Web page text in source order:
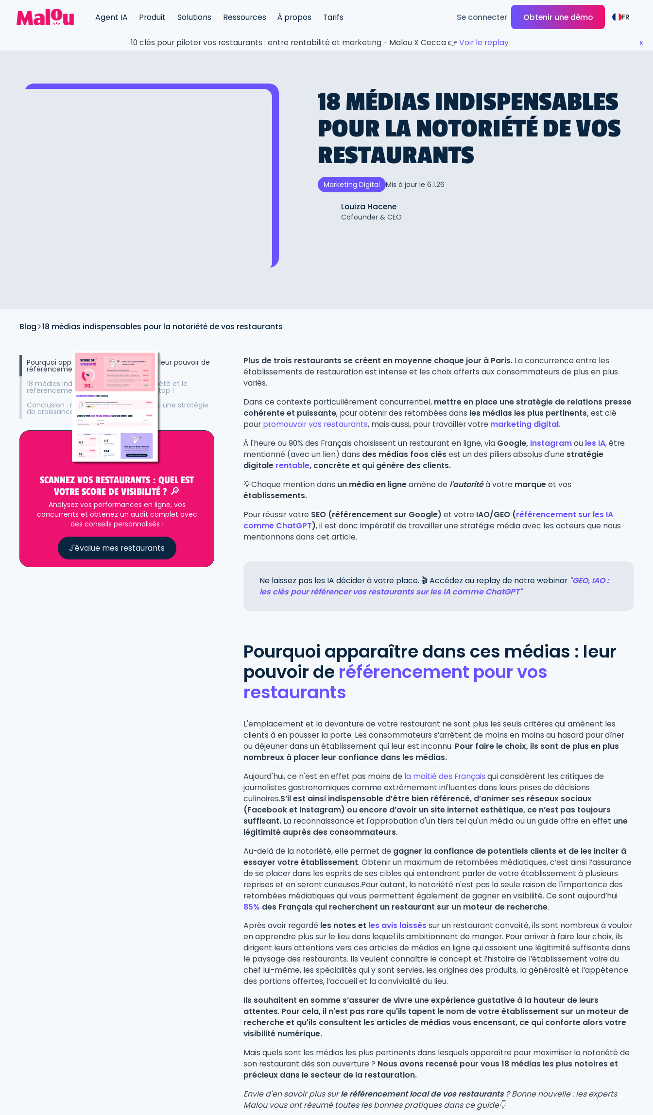
Agent IA Produit Solutions Ressources À propos Tarifs Se connecter Obtenir une démo FR
10 clés pour piloter vos restaurants : entre rentabilité et marketing - Malou X Cecca 👉Voir le replay x
18 MÉDIAS INDISPENSABLES
POUR LA NOTORIÉTÉ DE VOS
RESTAURANTS
Marketing Digital Mis à jour le6.1.26
Louiza Hacene
Cofounder & CEO
Blog 18 médias indispensables pour la notoriété de vos restaurants
Pourquoi apparaître dans ces médias : leur pouvoir de
référencement pour vos restaurants
18 médias indispensables pour la notoriété et le
référencement de vos restaurants : le top !
Conclusion : référencement et médias, une stratégie
de croissance pour vos restaurants
SCANNEZ VOS RESTAURANTS : QUEL EST
VOTRE SCORE DE VISIBILITÉ ? 🔎
Analysez vos performances en ligne, vos
concurrents et obtenez un audit complet avec
des conseils personnalisés !
J'évalue mes restaurants
Plus de trois restaurants se créent en moyenne chaque jour à Paris. La concurrence entre les
établissements de restauration est intense et les choix offerts aux consommateurs de plus en plus
variés.
Dans ce contexte particulièrement concurrentiel, mettre en place une stratégie de relations presse
cohérente et puissante, pour obtenir des retombées dans les médias les plus pertinents,est clé
pour promouvoir vos restaurants, mais aussi, pour travailler votre marketing digital.
À l'heure ou 90% des Français choisissent un restaurant en ligne, via Google, Instagramou les IA,être
mentionné (avec un lien) dans des médias foos clés est un des piliers absolus d'une stratégie
digitale rentable, concrète et qui génère des clients.
💡Chaque mention dans un média en ligneamène de l'autoritéà votre marqueet vos
établissements.
Pour réussir votre SEO (référencement sur Google) et votre IAO/GEO (référencement sur les IA
comme ChatGPT), il est donc impératif de travailler une stratégie média avec les acteurs que nous
mentionnons dans cet article.
Ne laissez pas les IA décider à votre place. 🎬 Accédez au replay de notre webinar "GEO, IAO :
les clés pour référencer vos restaurants sur les IA comme ChatGPT"
Pourquoi apparaître dans ces médias : leur
pouvoir de référencement pour vos
restaurants
L'emplacement et la devanture de votre restaurant ne sont plus les seuls critères qui amènent les
clients à en pousser la porte. Les consommateurs s’arrêtent de moins en moins au hasard pour dîner
ou déjeuner dans un établissement qui leur est inconnu. Pour faire le choix, ils sont de plus en plus
nombreux à placer leur confiance dans les médias.
Aujourd'hui, ce n'est en effet pas moins de la moitié des Français qui considèrent les critiques de
journalistes gastronomiques comme extrêmement influentes dans leurs prises de décisions
culinaires.S’il est ainsi indispensable d’être bien référencé, d’animer ses réseaux sociaux
(Facebook et Instagram) ou encore d’avoir un site internet esthétique, ce n’est pas toujours
suffisant. La reconnaissance et l'approbation d'un tiers tel qu'un média ou un guide offre en effet une
légitimité auprès des consommateurs.
Au-delà de la notoriété, elle permet de gagner la confiance de potentiels clients et de les inciter à
essayer votre établissement. Obtenir un maximum de retombées médiatiques, c’est ainsi l’assurance
de se placer dans les esprits de ses cibles qui entendront parler de votre établissement à plusieurs
reprises et en seront curieuses.Pour autant, la notoriété n'est pas la seule raison de l'importance des
retombées médiatiques qui vous permettent également de gagner en visibilité. Ce sont aujourd’hui
85% des Français qui recherchent un restaurant sur un moteur de recherche.
Après avoir regardé les notes et les avis laissés sur un restaurant convoité, ils sont nombreux à vouloir
en apprendre plus sur le lieu dans lequel ils ambitionnent de manger. Pour arriver à faire leur choix, ils
dirigent leurs attentions vers ces articles de médias en ligne qui assoient une légitimité suffisante dans
le paysage des restaurants. Ils veulent connaître le concept et l’histoire de l’établissement voire du
chef lui-même, les spécialités qui y sont servies, les origines des produits, la générosité et l’appétence
des portions offertes, l’accueil et la convivialité du lieu.
Ils souhaitent en somme s’assurer de vivre une expérience gustative à la hauteur de leurs
attentes. Pour cela, il n'est pas rare qu'ils tapent le nom de votre établissement sur un moteur de
recherche et qu'ils consultent les articles de médias vous encensant, ce qui conforte alors votre
visibilité numérique.
Mais quels sont les médias les plus pertinents dans lesquels apparaître pour maximiser la notoriété de
son restaurant dès son ouverture ? Nous avons recensé pour vous 18 médias les plus notoires et
précieux dans le secteur de la restauration.
Envie d'en savoir plus surle référencement local de vos restaurants ? Bonne nouvelle : les experts
Malou vous ont résumé toutes les bonnes pratiques dans ce guide👇